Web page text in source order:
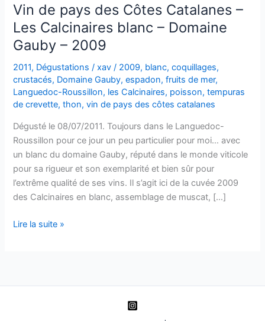
Vin de pays des Côtes Catalanes –
Les Calcinaires blanc – Domaine
Gauby – 2009
2011, Dégustations /xav/ 2009, blanc,coquillages,
crustacés, Domaine Gauby,espadon,fruits de mer,
Languedoc-Roussillon, les Calcinaires, poisson,tempuras
de crevette,thon,vin de pays des côtes catalanes
Dégusté le 08/07/2011. Toujours dans le Languedoc-
Roussillon pour ce jour un peu particulier pour moi… avec
un blanc du domaine Gauby, réputé dans le monde viticole
pour sa rigueur et son exemplarité et bien sûr pour
l’extrême qualité de ses vins. Il s’agit ici de la cuvée 2009
des Calcinaires en blanc, assemblage de muscat, […]
Vin
Lire la suite »